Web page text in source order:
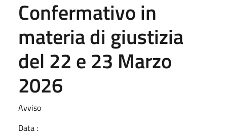
Confermativo in
materia di giustizia
del 22 e 23 Marzo
2026
Avviso
Data :